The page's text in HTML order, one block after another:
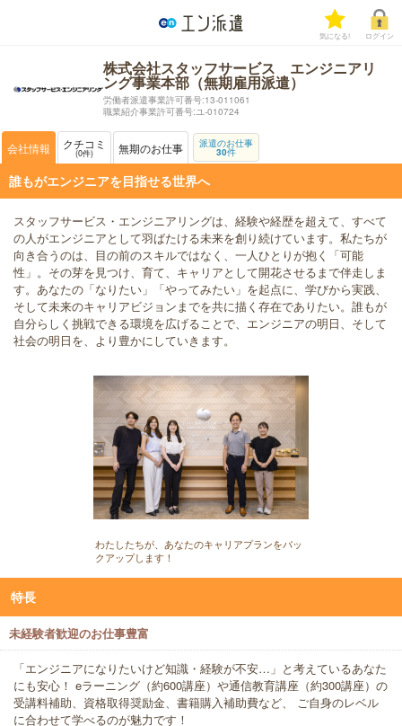
気になる! ログイン
株式会社スタッフサービス エンジニアリ
ング事業本部（無期雇用派遣）
労働者派遣事業許可番号:13-011061
職業紹介事業許可番号:ユ-010724
会社情報 クチコミ
0件 無期のお仕事 派遣のお仕事
30件
誰もがエンジニアを目指せる世界へ
スタッフサービス・エンジニアリングは、経験や経歴を超えて、すべて
の人がエンジニアとして羽ばたける未来を創り続けています。私たちが
向き合うのは、目の前のスキルではなく、一人ひとりが抱く「可能
性」。その芽を見つけ、育て、キャリアとして開花させるまで伴走しま
す。あなたの「なりたい」「やってみたい」を起点に、学びから実践、
そして未来のキャリアビジョンまでを共に描く存在でありたい。誰もが
自分らしく挑戦できる環境を広げることで、エンジニアの明日、そして
社会の明日を、より豊かにしていきます。
わたしたちが、あなたのキャリアプランをバッ
クアップします！
特長
未経験者歓迎のお仕事豊富
「エンジニアになりたいけど知識・経験が不安…」と考えているあなた
にも安心！ eラーニング（約600講座）や通信教育講座（約300講座）の
受講料補助、資格取得奨励金、書籍購入補助費など、 ご自身のレベル
に合わせて学べるのが魅力です！